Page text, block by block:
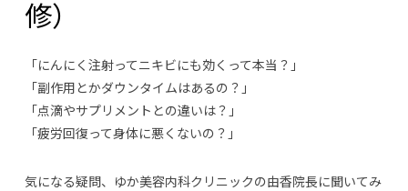
修）
「にんにく注射ってニキビにも効くって本当？」
「副作用とかダウンタイムはあるの？」
「点滴やサプリメントとの違いは？」
「疲労回復って身体に悪くないの？」
気になる疑問、ゆか美容内科クリニックの由香院長に聞いてみ